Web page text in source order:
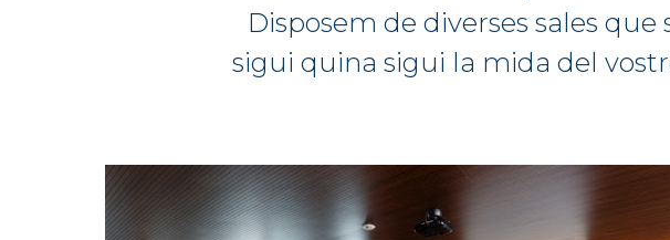
Disposem de diverses sales que
sigui quina sigui la mida del